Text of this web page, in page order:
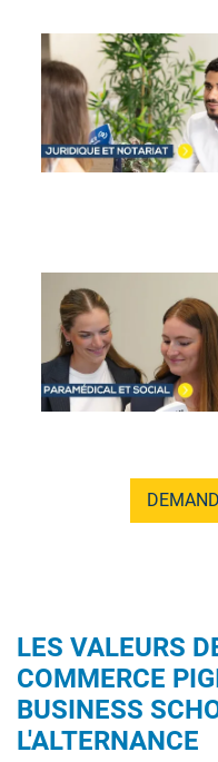
Image
Image
LES VALEURS
COMMERCE
BUSINESS
L'ALTERNANCE